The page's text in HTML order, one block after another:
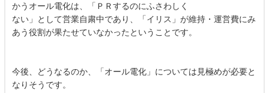
かうオール電化は、「ＰＲするのにふさわしく
ない」として営業自粛中であり、「イリス」が維持・運営費にみ
あう役割が果たせていなかったということです。
今後、どうなるのか、「オール電化」については見極めが必要と
なりそうです。